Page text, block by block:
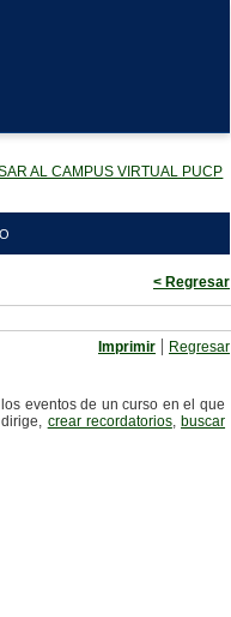
AL CAMPUS VIRTUAL PUCP
< Regresar
Imprimir | Regresar
eventos de un curso en el que
crear recordatorios, buscar